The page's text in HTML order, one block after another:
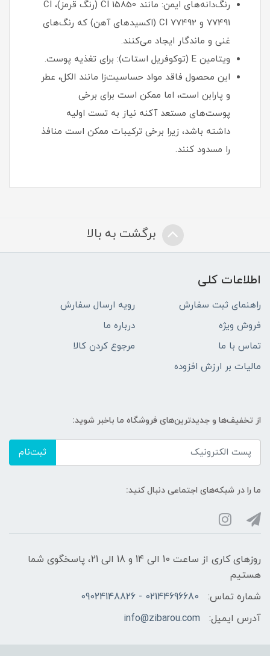
رنگ‌دانه‌های ایمن: مانند CI 15850 (رنگ قرمز)، CI
77491 و CI 77492 (اکسیدهای آهن) که رنگ‌های
غنی و ماندگار ایجاد می‌کنند.
ویتامین E (توکوفریل استات): برای تغذیه پوست.
این محصول فاقد مواد حساسیت‌زا مانند الکل، عطر
و پارابن است، اما ممکن است برای برخی
پوست‌های مستعد آکنه نیاز به تست اولیه
داشته باشد، زیرا برخی ترکیبات ممکن است منافذ
را مسدود کنند.
برگشت به بالا
اطلاعات کلی
راهنمای ثبت سفارش
رویه ارسال سفارش
فروش ویژه
درباره ما
تماس با ما
مرجوع کردن کالا
مالیات بر ارزش افزوده
از تخفیف‌ها و جدیدترین‌های فروشگاه ما باخبر شوید:
ثبت‌نام
ما را در شبکه‌های اجتماعی دنبال کنید:
روزهای کاری از ساعت 10 الی 14 و 18 الی 21، پاسخگوی شما
هستیم
شماره تماس:
02144696680 - 09024148826
آدرس ایمیل:
info@zibarou.com